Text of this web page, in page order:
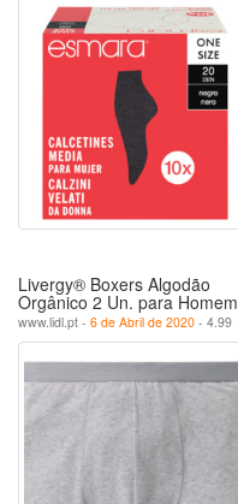
Livergy® Boxers Algodão
Orgânico 2 Un. para Homem
www.lidl.pt - 6 de Abril de 2020 - 4.99